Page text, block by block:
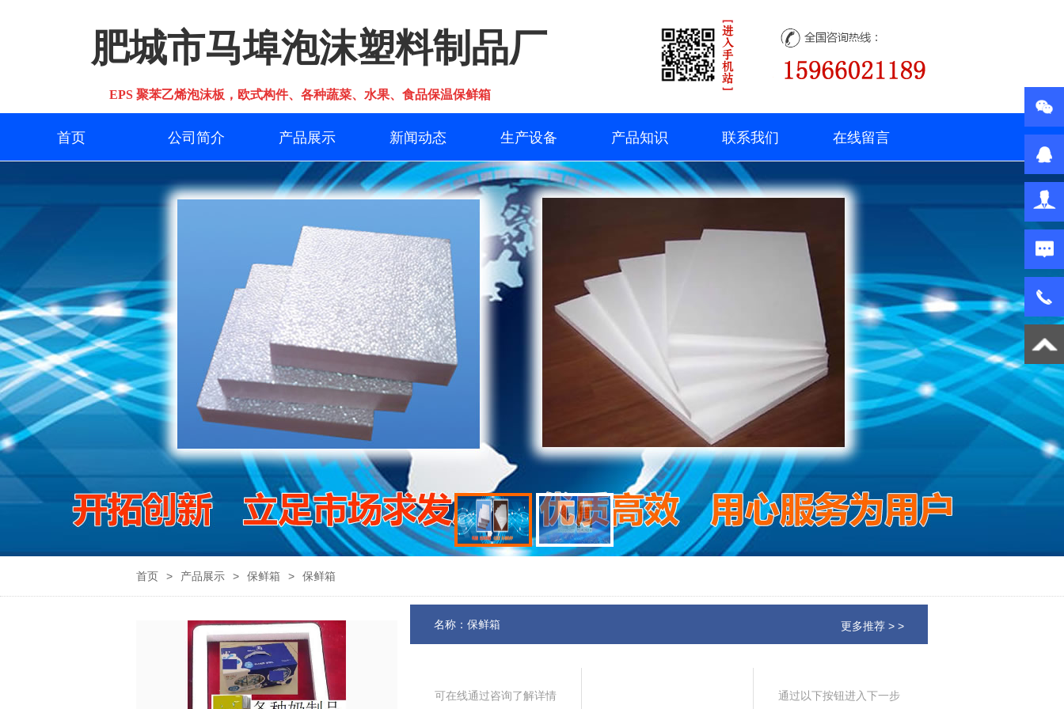
肥城市马埠泡沫塑料制品厂
EPS 聚苯乙烯泡沫板，欧式构件、各种蔬菜、水果、食品保温保鲜箱
首页 公司简介 产品展示 新闻动态 生产设备 产品知识 联系我们 在线留言
首页 > 产品展示 > 保鲜箱 > 保鲜箱
名称：保鲜箱 更多推荐 > >
可在线通过咨询了解详情 通过以下按钮进入下一步